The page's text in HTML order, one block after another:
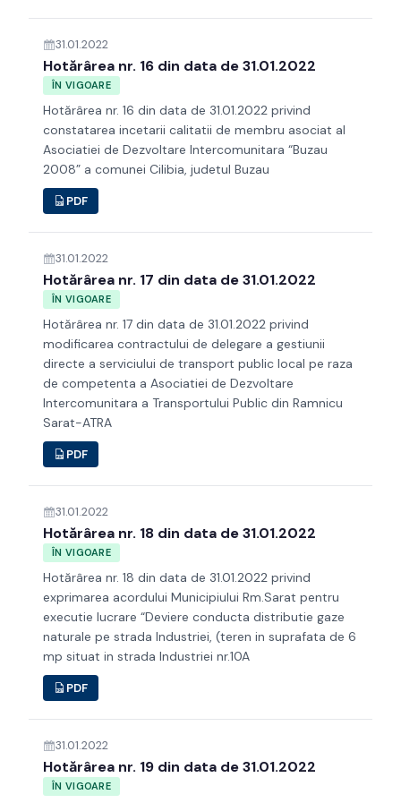
31.01.2022
Hotărârea nr. 16 din data de 31.01.2022
ÎN VIGOARE
Hotărârea nr. 16 din data de 31.01.2022 privind
constatarea incetarii calitatii de membru asociat al
Asociatiei de Dezvoltare Intercomunitara “Buzau
2008” a comunei Cilibia, judetul Buzau
PDF
31.01.2022
Hotărârea nr. 17 din data de 31.01.2022
ÎN VIGOARE
Hotărârea nr. 17 din data de 31.01.2022 privind
modificarea contractului de delegare a gestiunii
directe a serviciului de transport public local pe raza
de competenta a Asociatiei de Dezvoltare
Intercomunitara a Transportului Public din Ramnicu
Sarat-ATRA
PDF
31.01.2022
Hotărârea nr. 18 din data de 31.01.2022
ÎN VIGOARE
Hotărârea nr. 18 din data de 31.01.2022 privind
exprimarea acordului Municipiului Rm.Sarat pentru
executie lucrare “Deviere conducta distributie gaze
naturale pe strada Industriei, (teren in suprafata de 6
mp situat in strada Industriei nr.10A
PDF
31.01.2022
Hotărârea nr. 19 din data de 31.01.2022
ÎN VIGOARE